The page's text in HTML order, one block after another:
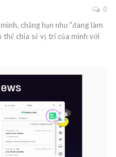
0
chẳng hạn như "đang làm
thể chia sẻ vị trí của mình với